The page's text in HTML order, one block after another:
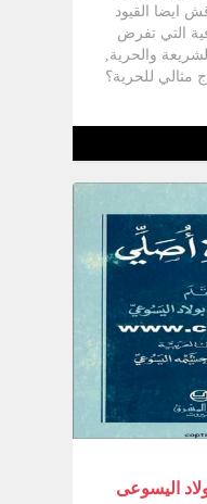
ايضا القيود
التي تفرض
والحرية,
مثالي للحرية؟
اليسوعى